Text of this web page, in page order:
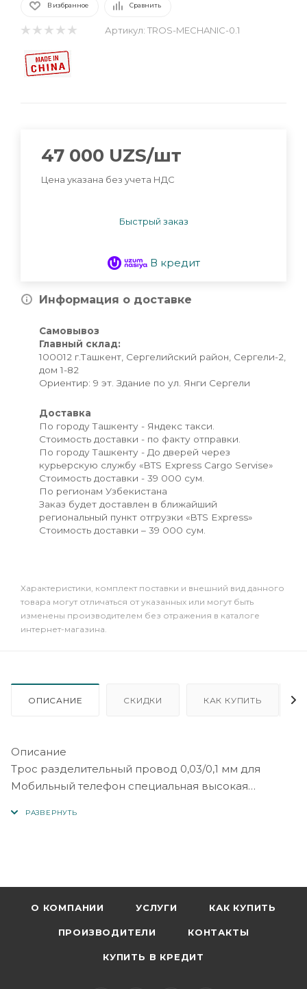
В избранное Сравнить
Артикул: TROS-MECHANIC-0.1
47 000 UZS/шт
Цена указана без учета НДС
Быстрый заказ
В кредит
Информация о доставке
Самовывоз
Главный склад:
100012 г.Ташкент, Сергелийский район, Сергели-2,
дом 1-82
Ориентир: 9 эт. Здание по ул. Янги Сергели
Доставка
По городу Ташкенту - Яндекс такси.
Стоимость доставки - по факту отправки.
По городу Ташкенту - До дверей через
курьерскую службу «BTS Express Cargo Servise»
Стоимость доставки - 39 000 сум.
По регионам Узбекистана
Заказ будет доставлен в ближайший
региональный пункт отгрузки «BTS Express»
Стоимость доставки – 39 000 сум.
Xарактеристики, комплект поставки и внешний вид данного
товара могут отличаться от указанных или могут быть
изменены производителем без отражения в каталоге
интернет-магазина.
ОПИСАНИЕ СКИДКИ КАК КУПИТЬ
Описание
Трос разделительный провод 0,03/0,1 мм для
Мобильный телефон специальная высокая
износостойкости 3000-4000Mpa.
4. Различные характеристики, больше вариантов
разделения ЖК-дисплея.
5. Не только подходит для прямых экранов, OLED
О КОМПАНИИ УСЛУГИ КАК КУПИТЬ
ПРОИЗВОДИТЕЛИ КОНТАКТЫ
КУПИТЬ В КРЕДИТ